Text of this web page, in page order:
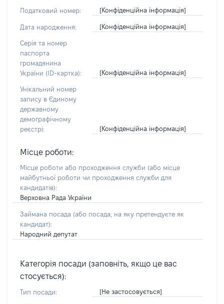
Податковий номер: [Конфіденційна інформація]
Дата народження: [Конфіденційна інформація]
Серія та номер
паспорта
громадянина
України (ID-картка):
[Конфіденційна інформація]
Унікальний номер
запису в Єдиному
державному
демографічному
реєстрі:
[Конфіденційна інформація]
Місце роботи:
Місце роботи або проходження служби (або місце
майбутньої роботи чи проходження служби для
кандидатів):
Верховна Рада України
Займана посада (або посада, на яку претендуєте як
кандидат):
Народний депутат
Категорія посади (заповніть, якщо це вас
стосується):
Тип посади: [Не застосовується]